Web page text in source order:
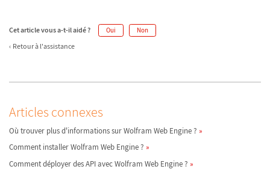
Cet article vous a-t-il aidé ? Oui Non
Retour à l'assistance
Articles connexes
Où trouver plus d'informations sur Wolfram Web Engine ?
Comment installer Wolfram Web Engine ?
Comment déployer des API avec Wolfram Web Engine ?